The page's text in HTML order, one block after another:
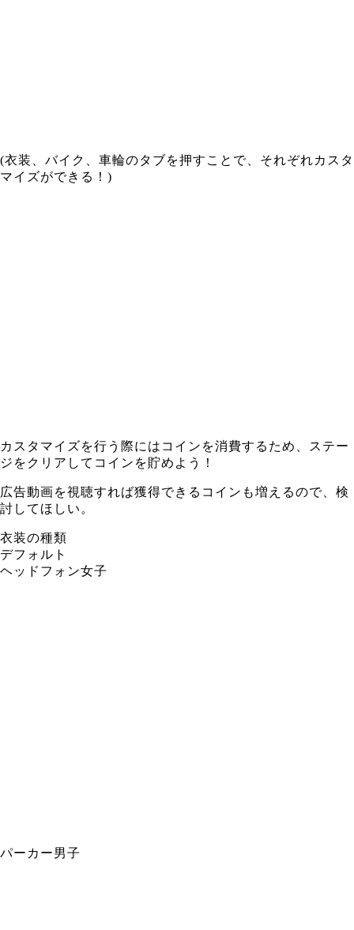
(衣装、バイク、車輪のタブを押すことで、それぞれカスタ
マイズができる！)
カスタマイズを行う際にはコインを消費するため、ステー
ジをクリアしてコインを貯めよう！
広告動画を視聴すれば獲得できるコインも増えるので、検
討してほしい。
衣装の種類
デフォルト
ヘッドフォン女子
パーカー男子